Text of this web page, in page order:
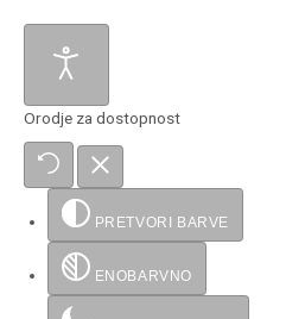
Orodje za dostopnost
PRETVORI BARVE
ENOBARVNO